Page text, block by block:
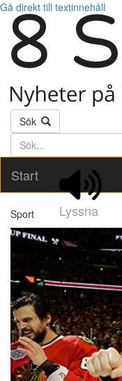
Gå direkt till textinnehåll
Sök
Söktext
Start
Lyssna
Sport